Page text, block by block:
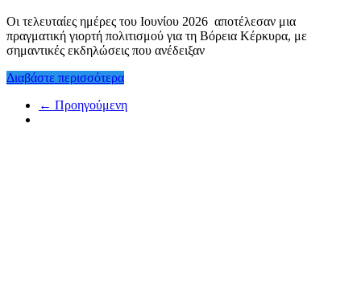
Οι τελευταίες ημέρες του Ιουνίου 2026 αποτέλεσαν μια
πραγματική γιορτή πολιτισμού για τη Βόρεια Κέρκυρα, με
σημαντικές εκδηλώσεις που ανέδειξαν
Διαβάστε περισσότερα
← Προηγούμενη